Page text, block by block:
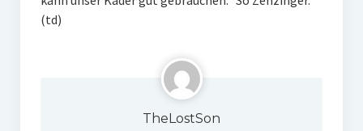
(td)
TheLostSon